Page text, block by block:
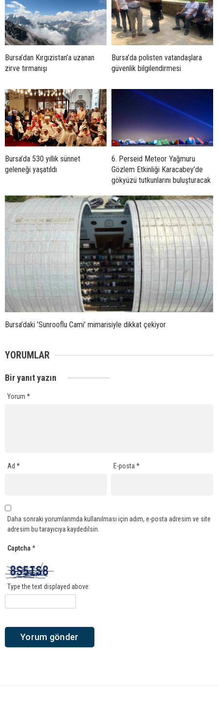
Bursa’dan Kırgızistan’a uzanan
zirve tırmanışı
Bursa’da polisten vatandaşlara
güvenlik bilgilendirmesi
Bursa’da 530 yıllık sünnet
geleneği yaşatıldı
6. Perseid Meteor Yağmuru
Gözlem Etkinliği Karacabey’de
gökyüzü tutkunlarını buluşturacak
Bursa’daki ’Sunrooflu Cami’ mimarisiyle dikkat çekiyor
YORUMLAR
Bir yanıt yazın
Yorum *
Ad * E-posta*
Daha sonraki yorumlarımda kullanılması için adım, e-posta adresim ve site
adresim bu tarayıcıya kaydedilsin.
Captcha *
Type the text displayed above: